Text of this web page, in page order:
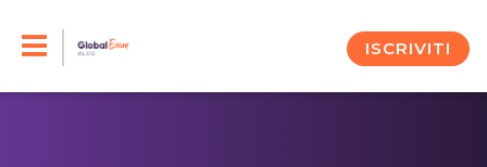
ISCRIVITI